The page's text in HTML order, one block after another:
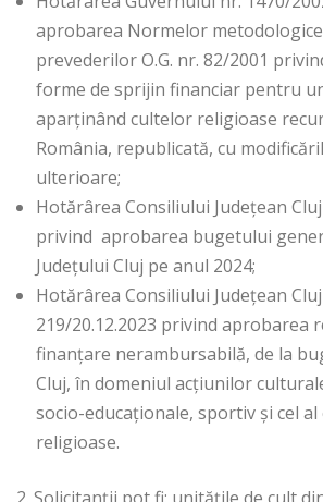
aprobarea Normelor
prevederilor O.G. nr. 82/2001
forme de sprijin financiar pentru
aparținând cultelor religioase
România, republicată, cu
ulterioare;
Hotărârea Consiliului Județean
privind aprobarea bugetului
Județului Cluj pe anul 2024;
Hotărârea Consiliului Județean
219/20.12.2023 privind aprobarea
finanțare nerambursabilă, de la
Cluj, în domeniul acțiunilor
socio-educaționale, sportiv și cel
religioase.